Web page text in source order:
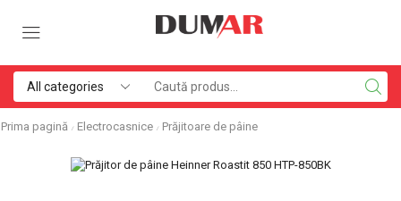
Prima pagină / Electrocasnice / Prăjitoare de pâine